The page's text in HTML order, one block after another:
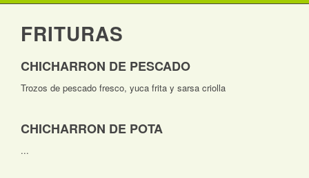
FRITURAS
CHICHARRON DE PESCADO
Trozos de pescado fresco, yuca frita y sarsa criolla
CHICHARRON DE POTA
...